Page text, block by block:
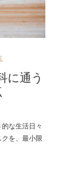
に通う
な生活日々
を、最小限